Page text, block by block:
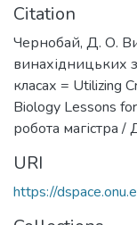
Citation
Чернобай, Д. О.
винахідницьких
класах = Utilizing
Biology Lessons
робота магістра
URI
https://